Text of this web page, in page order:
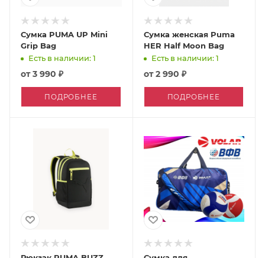
Сумка PUMA UP Mini
Grip Bag
Есть в наличии: 1
от3 990 ₽
ПОДРОБНЕЕ
Сумка женская Puma
HER Half Moon Bag
Есть в наличии: 1
от2 990 ₽
ПОДРОБНЕЕ